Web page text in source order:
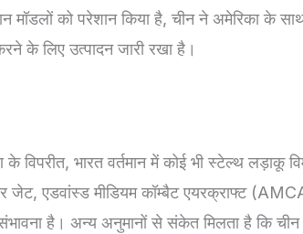
मॉडलों को परेशान किया है, चीन ने अमेरिका के
के लिए उत्पादन जारी रखा है।
विपरीत, भारत वर्तमान में कोई भी स्टेल्थ लड़ाकू
एडवांस्ड मीडियम कॉम्बैट एयरक्राफ्ट
है। अन्य अनुमानों से संकेत मिलता है कि